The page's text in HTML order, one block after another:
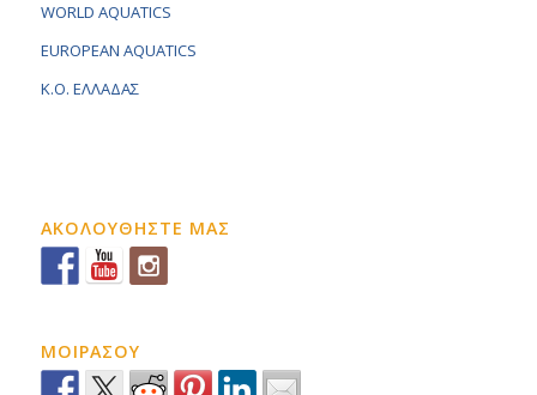
WORLD AQUATICS
EUROPEAN AQUATICS
K.O. ΕΛΛΑΔΑΣ
ΑΚΟΛΟΥΘΗΣΤΕ ΜΑΣ
ΜΟΙΡΑΣΟΥ